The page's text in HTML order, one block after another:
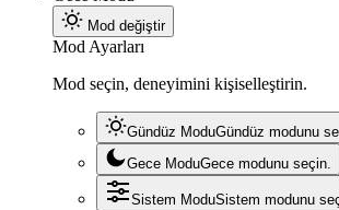
Mod değiştir
Mod Ayarları
Mod seçin, deneyimini kişiselleştirin.
Gündüz ModuGündüz modunu
Gece ModuGece modunu seçin.
Sistem ModuSistem modunu